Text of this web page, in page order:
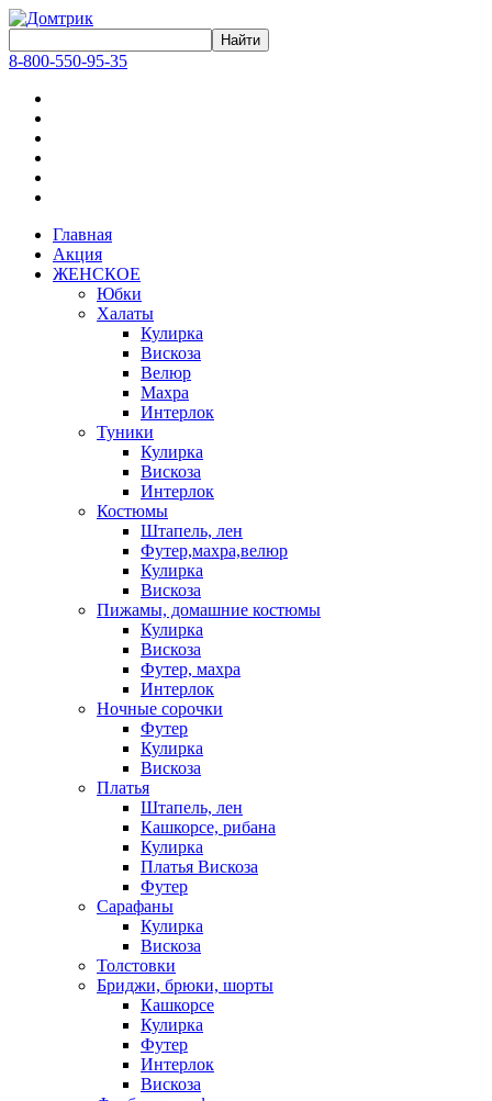
8-800-550-95-35
Главная
Акция
ЖЕНСКОЕ
Юбки
Халаты
Кулирка
Вискоза
Велюр
Махра
Интерлок
Туники
Кулирка
Вискоза
Интерлок
Костюмы
Штапель, лен
Футер,махра,велюр
Кулирка
Вискоза
Пижамы, домашние костюмы
Кулирка
Вискоза
Футер, махра
Интерлок
Ночные сорочки
Футер
Кулирка
Вискоза
Платья
Штапель, лен
Кашкорсе, рибана
Кулирка
Платья Вискоза
Футер
Сарафаны
Кулирка
Вискоза
Толстовки
Бриджи, брюки, шорты
Кашкорсе
Кулирка
Футер
Интерлок
Вискоза